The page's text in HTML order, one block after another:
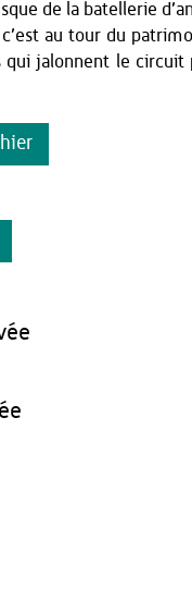
de la batellerie
c’est au tour du
qui jalonnent le